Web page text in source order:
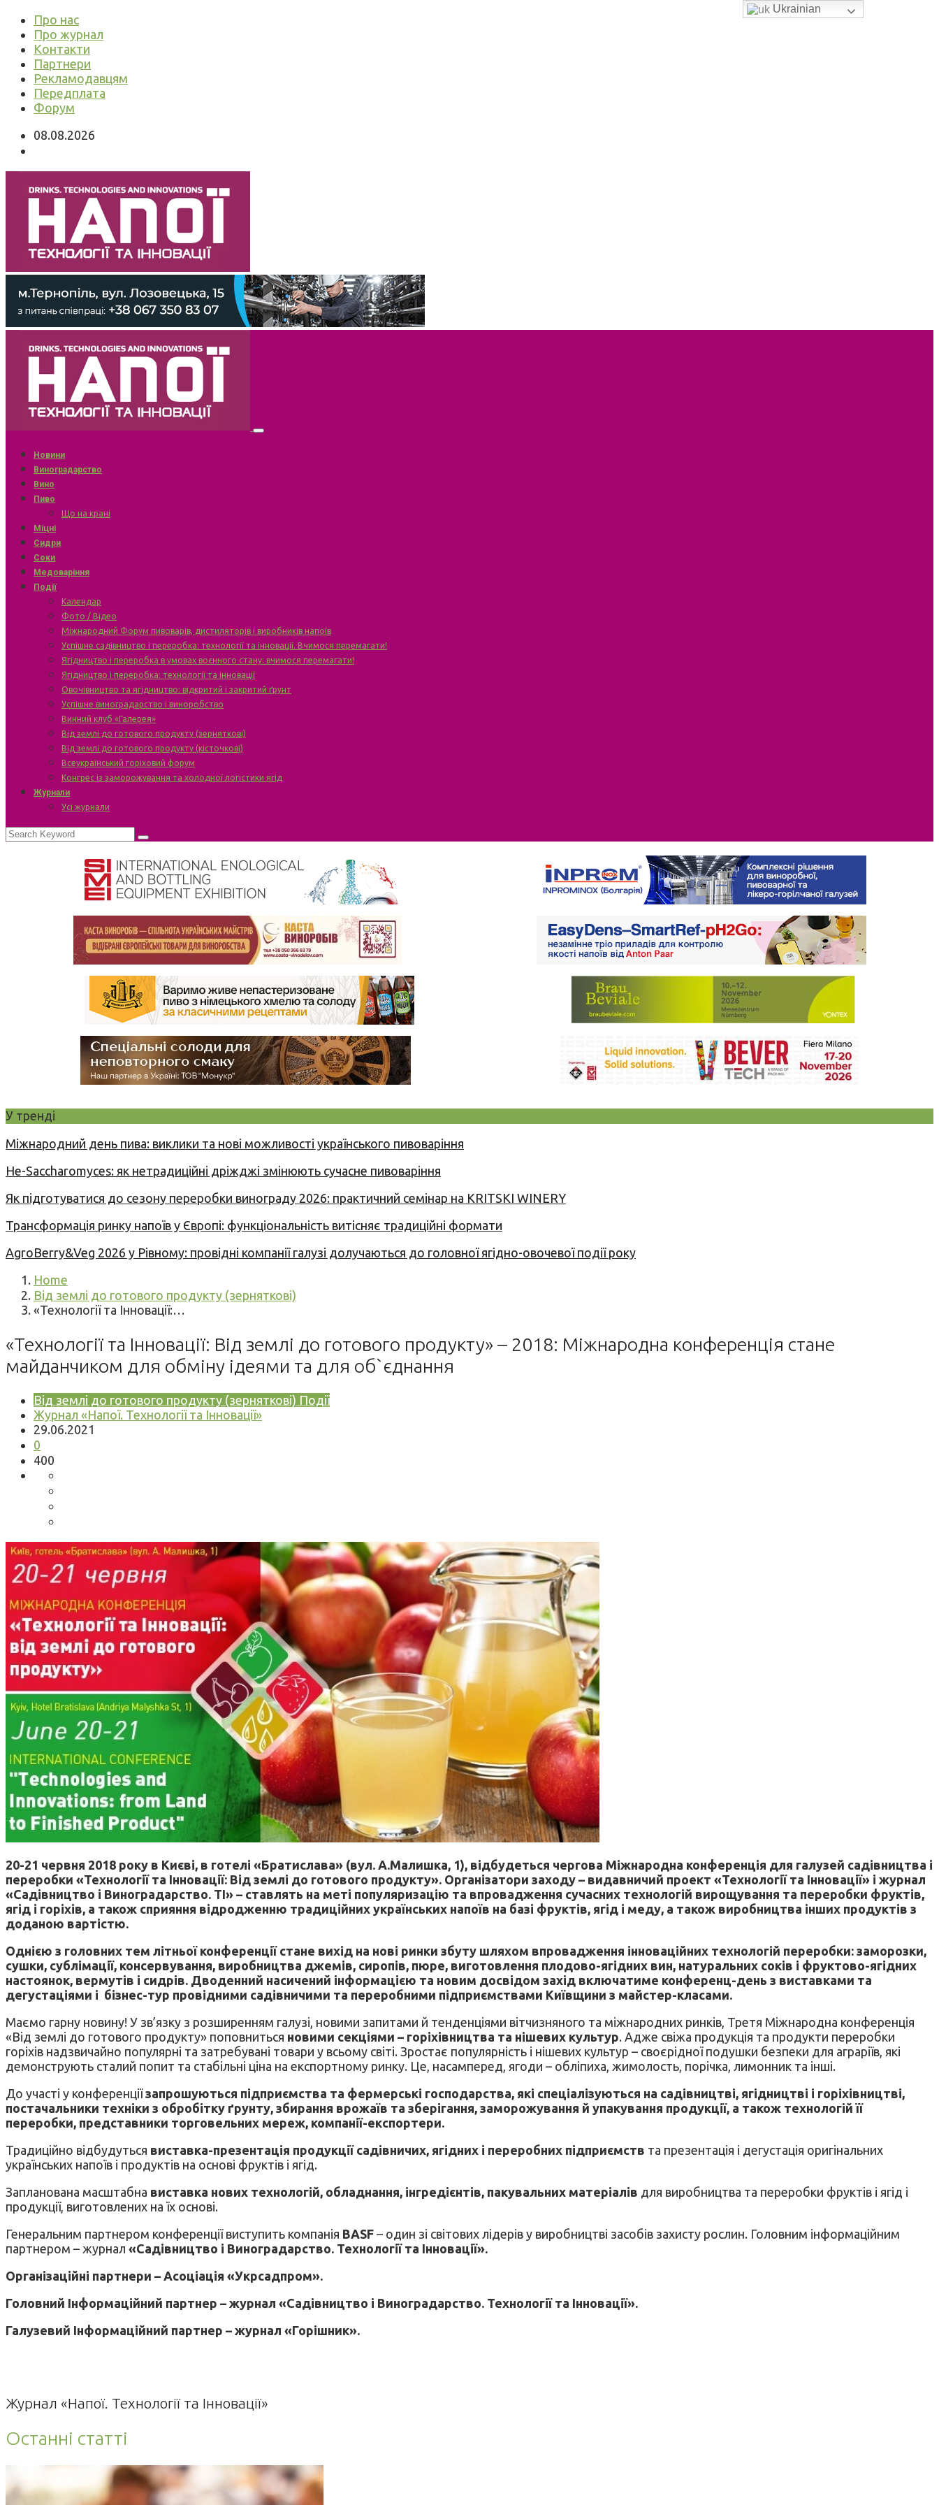
Про нас
Про журнал
Контакти
Партнери
Рекламодавцям
Передплата
Форум
08.08.2026
Новини
Виноградарство
Вино
Пиво
Що на крані
Міцні
Сидри
Соки
Медоваріння
Події
Календар
Фото / Відео
Міжнародний Форум пивоварів, дистиляторів і виробників напоїв
Успішне садівництво і переробка: технології та інновації. Вчимося перемагати!
Ягідництво і переробка в умовах воєнного стану: вчимося перемагати!
Ягідництво і переробка: технології та інновації
Овочівництво та ягідництво: відкритий і закритий ґрунт
Успішне виноградарство і виноробство
Винний клуб «Галерея»
Від землі до готового продукту (зерняткові)
Від землі до готового продукту (кісточкові)
Всеукраїнський горіховий форум
Конгрес із заморожування та холодної логістики ягід
Журнали
Усі журнали
У тренді
Міжнародний день пива: виклики та нові можливості українського пивоваріння
Не-Saccharomyces: як нетрадиційні дріжджі змінюють сучасне пивоваріння
Як підготуватися до сезону переробки винограду 2026: практичний семінар на KRITSKI WINERY
Трансформація ринку напоїв у Європі: функціональність витісняє традиційні формати
AgroBerry&Veg 2026 у Рівному: провідні компанії галузі долучаються до головної ягідно-овочевої події року
Home
Від землі до готового продукту (зерняткові)
«Технології та Інновації:…
«Технології та Інновації: Від землі до готового продукту» – 2018: Міжнародна конференція стане
майданчиком для обміну ідеями та для об`єднання
Від землі до готового продукту (зерняткові) Події
Журнал «Напої. Технології та Інновації»
29.06.2021
0
400
20-21 червня 2018 року в Києві, в готелі «Братислава» (вул. А.Малишка, 1), відбудеться чергова Міжнародна конференція для галузей садівництва і
переробки «Технології та Інновації: Від землі до готового продукту». Організатори заходу – видавничий проект «Технології та Інновації» і журнал
«Садівництво і Виноградарство. ТІ» – ставлять на меті популяризацію та впровадження сучасних технологій вирощування та переробки фруктів,
ягід і горіхів, а також сприяння відродженню традиційних українських напоїв на базі фруктів, ягід і меду, а також виробництва інших продуктів з
доданою вартістю.
Однією з головних тем літньої конференції стане вихід на нові ринки збуту шляхом впровадження інноваційних технологій переробки: заморозки,
сушки, сублімації, консервування, виробництва джемів, сиропів, пюре, виготовлення плодово-ягідних вин, натуральних соків і фруктово-ягідних
настоянок, вермутів і сидрів. Дводенний насичений інформацією та новим досвідом захід включатиме конференц-день з виставками та
дегустаціями і бізнес-тур провідними садівничими та переробними підприємствами Київщини з майстер-класами.
Маємо гарну новину! У зв’язку з розширенням галузі, новими запитами й тенденціями вітчизняного та міжнародних ринків, Третя Міжнародна конференція
«Від землі до готового продукту» поповниться новими секціями – горіхівництва та нішевих культур. Адже свіжа продукція та продукти переробки
горіхів надзвичайно популярні та затребувані товари у всьому світі. Зростає популярність і нішевих культур – своєрідної подушки безпеки для аграріїв, які
демонструють сталий попит та стабільні ціна на експортному ринку. Це, насамперед, ягоди – обліпиха, жимолость, порічка, лимонник та інші.
До участі у конференціїзапрошуються підприємства та фермерські господарства, які спеціалізуються на садівництві, ягідництві і горіхівництві,
постачальники техніки з обробітку ґрунту, збирання врожаїв та зберігання, заморожування й упакування продукції, а також технологій її
переробки, представники торговельних мереж, компанії-експортери.
Традиційно відбудуться виставка-презентація продукції садівничих, ягідних і переробних підприємств та презентація і дегустація оригінальних
українських напоїв і продуктів на основі фруктів і ягід.
Запланована масштабна виставка нових технологій, обладнання, інгредієнтів, пакувальних матеріалів для виробництва та переробки фруктів і ягід і
продукції, виготовлених на їх основі.
Генеральним партнером конференції виступить компанія BASF – один зі світових лідерів у виробництві засобів захисту рослин. Головним інформаційним
партнером – журнал «Садівництво і Виноградарство. Технології та Інновації».
Організаційні партнери – Асоціація «Укрсадпром».
Головний Інформаційний партнер – журнал «Садівництво і Виноградарство. Технології та Інновації».
Галузевий Інформаційний партнер – журнал «Горішник».
Журнал «Напої. Технології та Інновації»
Останні статті
Ukrainian